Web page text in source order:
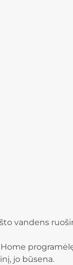
vandens
jo būsena.